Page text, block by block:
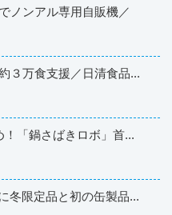
ノンアル専用自販機／
３万食支援／日清食品...
「鍋さばきロボ」首...
冬限定品と初の缶製品...